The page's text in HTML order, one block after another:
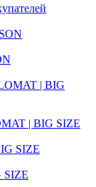
| BIG SIZE
SIZE